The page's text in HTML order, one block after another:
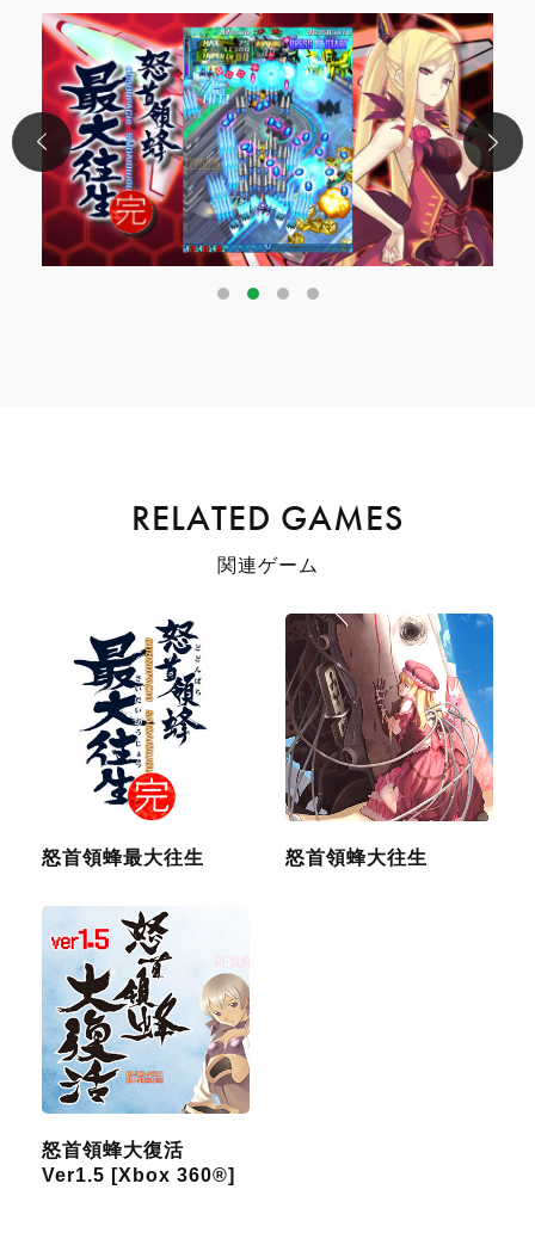
RELATED GAMES
関連ゲーム
怒首領蜂最大往生 怒首領蜂大往生
怒首領蜂大復活
Ver1.5 [Xbox 360®]